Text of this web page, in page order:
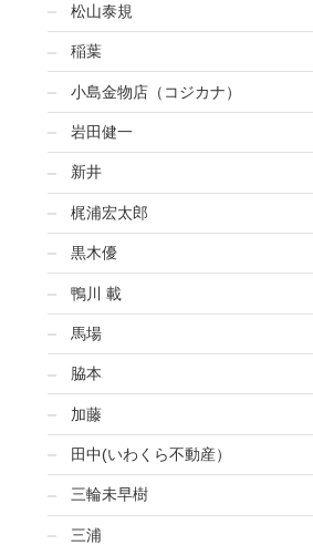
松山泰規
稲葉
小島金物店（コジカナ）
岩田健一
新井
梶浦宏太郎
黒木優
鴨川 載
馬場
脇本
加藤
田中(いわくら不動産）
三輪未早樹
三浦